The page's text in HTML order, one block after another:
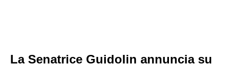
La Senatrice Guidolin annuncia su